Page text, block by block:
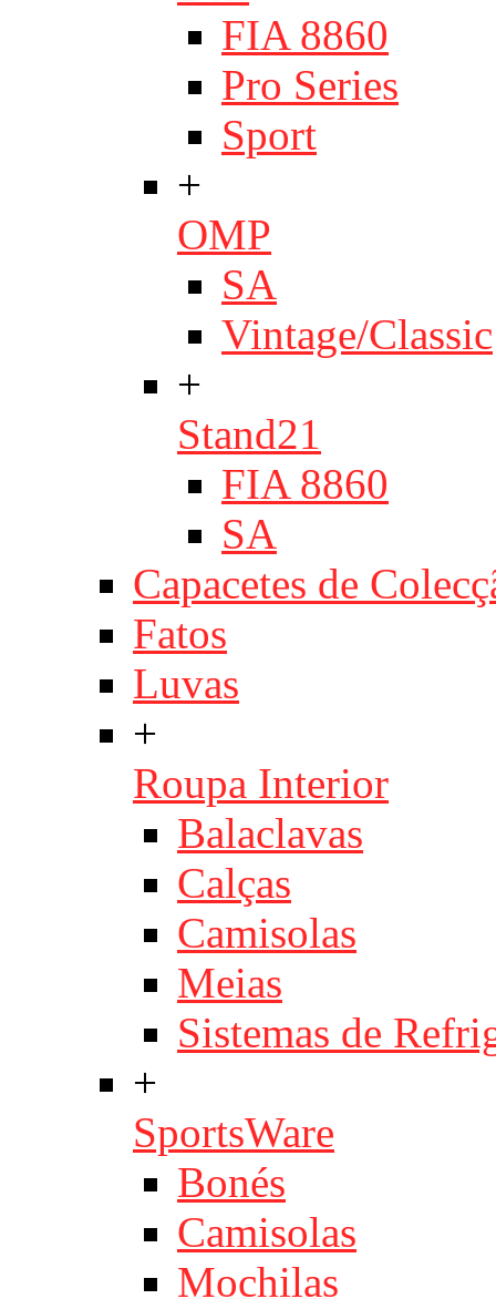
FIA 8860
Pro Series
Sport
+
OMP
SA
Vintage/Classic
+
Stand21
FIA 8860
SA
Capacetes de
Fatos
Luvas
+
Roupa Interior
Balaclavas
Calças
Camisolas
Meias
Sistemas de
+
SportsWare
Bonés
Camisolas
Mochilas